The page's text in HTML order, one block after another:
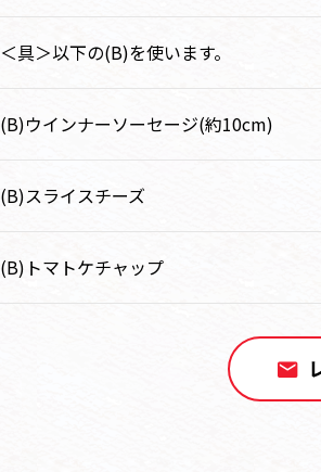
＜具＞以下の(B)を使います。
(B)ウインナーソーセージ(約10cm)
(B)スライスチーズ
(B)トマトケチャップ